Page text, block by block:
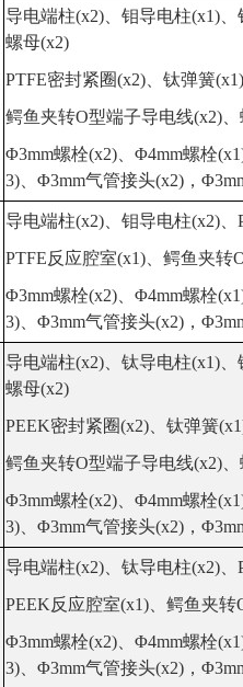
导电端柱(x2) 钼导电柱(x1)
螺母(x2)
PTFE密封紧圈(x2)、 钛弹簧
鳄鱼夹转O型端子导电线(x2)
Φ3mm螺栓(x2)、Φ4mm螺栓
3)、Φ3mm气管接头(x2)，
导电端柱(x2)、钼导电柱(x2)
PTFE反应腔室(x1)、鳄鱼夹转
Φ3mm螺栓(x2)、Φ4mm螺栓
3)、Φ3mm气管接头(x2)，
导电端柱(x2)、 钛导电柱(x1)
螺母(x2)
PEEK密封紧圈(x2)、 钛弹簧
鳄鱼夹转O型端子导电线(x2)
Φ3mm螺栓(x2)、Φ4mm螺栓
3)、Φ3mm气管接头(x2)，
导电端柱(x2)、钛导电柱(x2)
PEEK反应腔室(x1)、鳄鱼夹
Φ3mm螺栓(x2)、Φ4mm螺栓
3)、Φ3mm气管接头(x2)，